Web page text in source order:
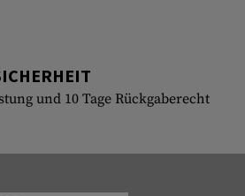
und 10 Tage Rückgaberecht